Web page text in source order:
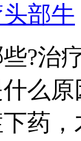
部牛
?治
么
药